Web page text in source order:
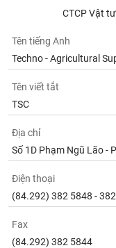
CTCP Vật
Tên tiếng Anh
Techno - Agricultural
Tên viết tắt
TSC
Địa chỉ
Số 1D Phạm Ngũ Lão -
Điện thoại
(84.292) 382 5848 -
Fax
(84.292) 382 5844